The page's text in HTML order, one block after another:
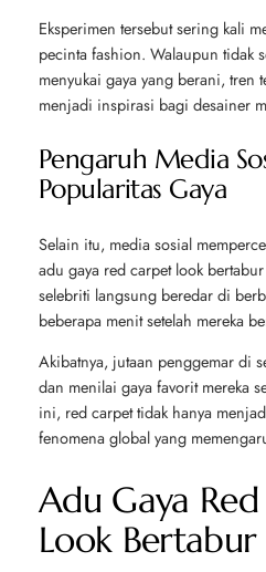
Eksperimen tersebut sering kali
pecinta fashion. Walaupun tidak
menyukai gaya yang berani, tren
menjadi inspirasi bagi desainer
Pengaruh Media
Popularitas Gaya
Selain itu, media sosial
adu gaya red carpet look
selebriti langsung beredar di
beberapa menit setelah mereka
Akibatnya, jutaan penggemar di
dan menilai gaya favorit mereka
ini, red carpet tidak hanya
fenomena global yang
Adu Gaya
Look